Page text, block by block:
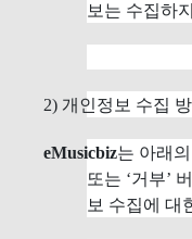
보는 수집하
2) 개인정보 수집
eMusicbiz는 아래
또는 ‘거부’
보 수집에 대